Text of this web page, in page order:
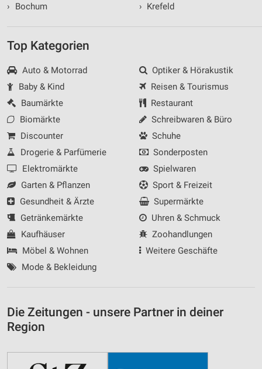
›
Bochum
› Krefeld
Top Kategorien
Auto & Motorrad
Baby & Kind
Baumärkte
Biomärkte
Discounter
Drogerie & Parfümerie
Elektromärkte
Garten & Pflanzen
Gesundheit & Ärzte
Getränkemärkte
Kaufhäuser
Möbel & Wohnen
Mode & Bekleidung
Optiker & Hörakustik
Reisen & Tourismus
Restaurant
Schreibwaren & Büro
Schuhe
Sonderposten
Spielwaren
Sport & Freizeit
Supermärkte
Uhren & Schmuck
Zoohandlungen
Weitere Geschäfte
Die Zeitungen - unsere Partner in deiner
Region